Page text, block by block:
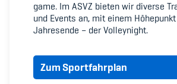
Teilnahmeberechtigung
game. Im ASVZ bieten wir diverse
und Events an, mit einem
Jahresende – der Volleynight.
Zum Sportfahrplan